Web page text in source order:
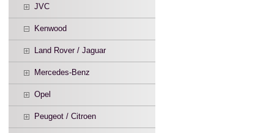
JVC
Kenwood
Land Rover / Jaguar
Mercedes-Benz
Opel
Peugeot / Citroen